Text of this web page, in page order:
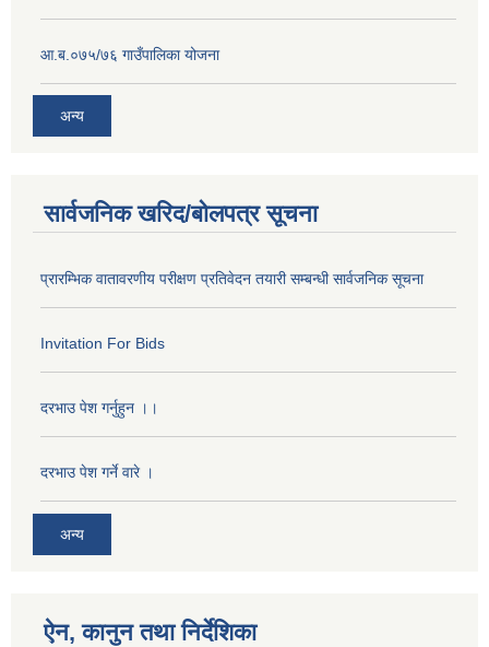
आ.ब.०७५/७६ गाउँपालिका योजना
अन्य
सार्वजनिक खरिद/बोलपत्र सूचना
प्रारम्भिक वातावरणीय परीक्षण प्रतिवेदन तयारी सम्बन्धी सार्वजनिक सूचना
Invitation For Bids
दरभाउ पेश गर्नुहुन ।।
दरभाउ पेश गर्ने वारे ।
अन्य
ऐन, कानुन तथा निर्देशिका